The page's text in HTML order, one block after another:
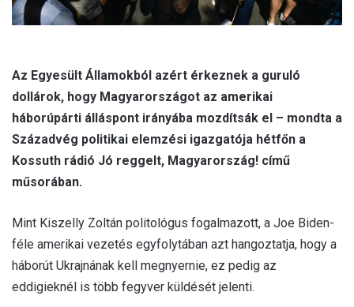
Az Egyesült Államokból azért érkeznek a guruló
dollárok, hogy Magyarországot az amerikai
háborúpárti álláspont irányába mozdítsák el – mondta a
Századvég politikai elemzési igazgatója hétfőn a
Kossuth rádió Jó reggelt, Magyarország! című
műsorában.
Mint Kiszelly Zoltán politológus fogalmazott, a Joe Biden-
féle amerikai vezetés egyfolytában azt hangoztatja, hogy a
háborút Ukrajnának kell megnyernie, ez pedig az
eddigieknél is több fegyver küldését jelenti.